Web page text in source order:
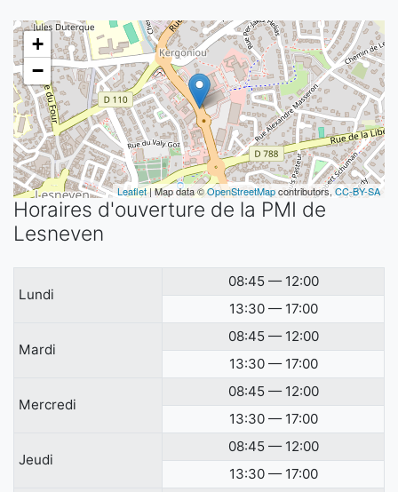
+
−
Leaflet| Map data ©OpenStreetMapcontributors, CC-BY-SA
Horaires d'ouverture de la PMI de
Lesneven
Lundi
08:45 — 12:00
13:30 — 17:00
Mardi
08:45 — 12:00
13:30 — 17:00
Mercredi
08:45 — 12:00
13:30 — 17:00
Jeudi
08:45 — 12:00
13:30 — 17:00